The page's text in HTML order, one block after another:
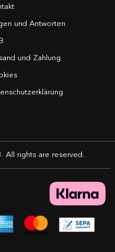
und Antworten
und Zahlung
All rights are reserved.